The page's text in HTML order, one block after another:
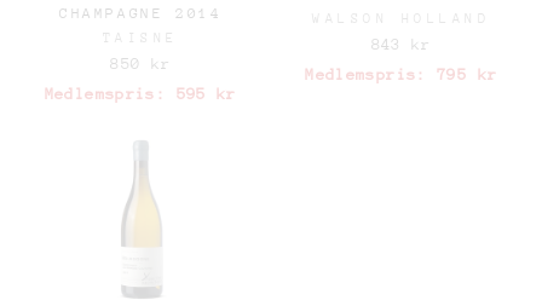
CHAMPAGNE 2014
TAISNE
850 kr
Medlemspris:
595 kr
WALSON HOLLAND
843 kr
Medlemspris:
795 kr